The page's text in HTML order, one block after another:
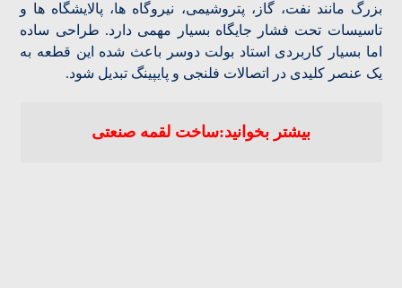
بزرگ مانند نفت، گاز، پتروشیمی، نیروگاه ها، پالایشگاه ها و
تاسیسات تحت فشار جایگاه بسیار مهمی دارد. طراحی ساده
اما بسیار کاربردی استاد بولت دوسر باعث شده این قطعه به
یک عنصر کلیدی در اتصالات فلنجی و پایپینگ تبدیل شود.
بیشتر بخوانید:ساخت لقمه صنعتی